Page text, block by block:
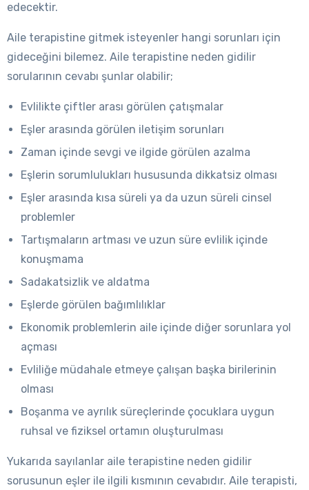
edecektir.
Aile terapistine gitmek isteyenler hangi sorunları için
gideceğini bilemez. Aile terapistine neden gidilir
sorularının cevabı şunlar olabilir;
Evlilikte çiftler arası görülen çatışmalar
Eşler arasında görülen iletişim sorunları
Zaman içinde sevgi ve ilgide görülen azalma
Eşlerin sorumlulukları hususunda dikkatsiz olması
Eşler arasında kısa süreli ya da uzun süreli cinsel
problemler
Tartışmaların artması ve uzun süre evlilik içinde
konuşmama
Sadakatsizlik ve aldatma
Eşlerde görülen bağımlılıklar
Ekonomik problemlerin aile içinde diğer sorunlara yol
açması
Evliliğe müdahale etmeye çalışan başka birilerinin
olması
Boşanma ve ayrılık süreçlerinde çocuklara uygun
ruhsal ve fiziksel ortamın oluşturulması
Yukarıda sayılanlar aile terapistine neden gidilir
sorusunun eşler ile ilgili kısmının cevabıdır. Aile terapisti,